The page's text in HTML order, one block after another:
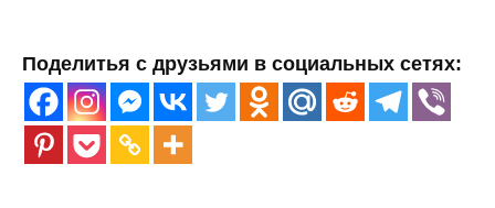
Поделитья с друзьями в социальных сетях: